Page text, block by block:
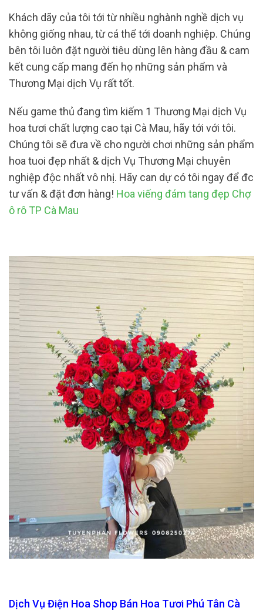
Khách dãy của tôi tới từ nhiều nghành nghề dịch vụ
không giống nhau, từ cá thể tới doanh nghiệp. Chúng
bên tôi luôn đặt người tiêu dùng lên hàng đầu & cam
kết cung cấp mang đến họ những sản phẩm và
Thương Mại dịch Vụ rất tốt.
Nếu game thủ đang tìm kiếm 1 Thương Mại dịch Vụ
hoa tươi chất lượng cao tại Cà Mau, hãy tới với tôi.
Chúng tôi sẽ đưa về cho người chơi những sản phẩm
hoa tuoi đẹp nhất & dịch Vụ Thương Mại chuyên
nghiệp độc nhất vô nhị. Hãy can dự có tôi ngay để đc
tư vấn & đặt đơn hàng! Hoa viếng đám tang đẹp Chợ
ô rô TP Cà Mau
Dịch Vụ Điện Hoa Shop Bán Hoa Tươi Phú Tân Cà